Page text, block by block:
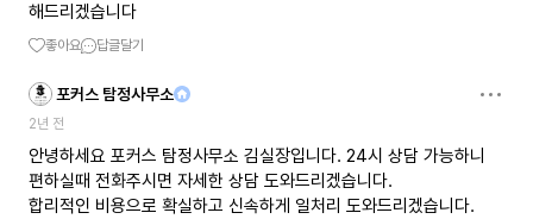
해드리겠습니다
좋아요 답글달기
포커스 탐정사무소
2년 전
안녕하세요 포커스 탐정사무소 김실장입니다. 24시 상담 가능하니
편하실때 전화주시면 자세한 상담 도와드리겠습니다.
합리적인 비용으로 확실하고 신속하게 일처리 도와드리겠습니다.